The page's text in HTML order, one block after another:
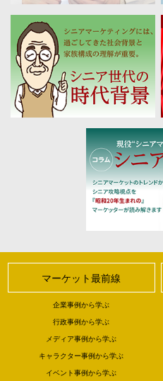
マーケット最前線
企業事例から学ぶ
行政事例から学ぶ
メディア事例から学ぶ
キャラクター事例から学ぶ
イベント事例から学ぶ